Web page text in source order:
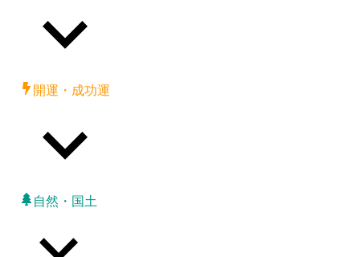
開運・成功運
自然・国土